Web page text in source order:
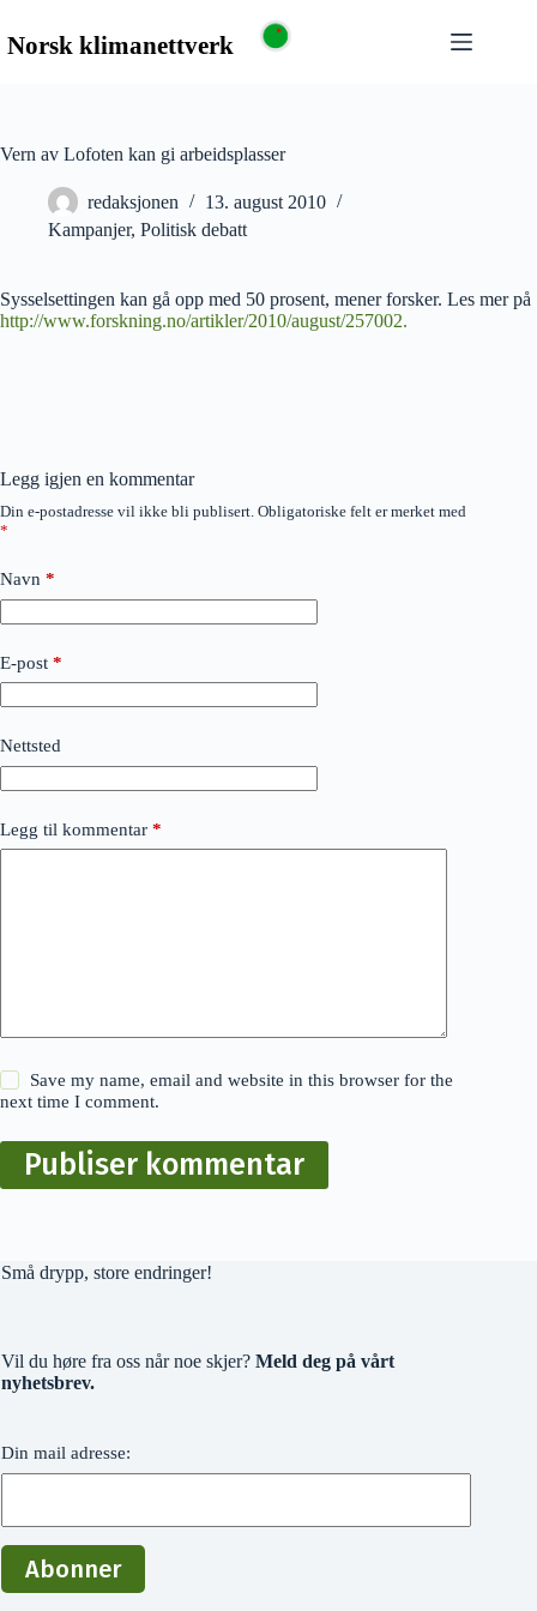
Vern av Lofoten kan gi arbeidsplasser
redaksjonen
13. august 2010
Kampanjer, Politisk debatt
Sysselsettingen kan gå opp med 50 prosent, mener forsker. Les mer på
http://www.forskning.no/artikler/2010/august/257002.
Legg igjen en kommentar
Din e-postadresse vil ikke bli publisert. Obligatoriske felt er merket med
*
Navn *
E-post *
Nettsted
Legg til kommentar *
Save my name, email and website in this browser for the
next time I comment.
Publiser kommentar
Små drypp, store endringer!
Vil du høre fra oss når noe skjer? Meld deg på vårt
nyhetsbrev.
Din mail adresse: